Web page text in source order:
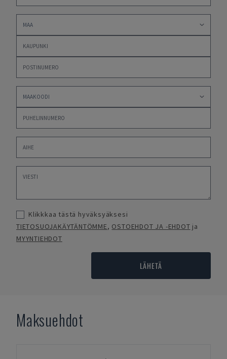
Klikkkaa tästä hyväksyäksesi
TIETOSUOJAKÄYTÄNTÖMME, OSTOEHDOT JA -EHDOT ja
MYYNTIEHDOT
LÄHETÄ
Maksuehdot